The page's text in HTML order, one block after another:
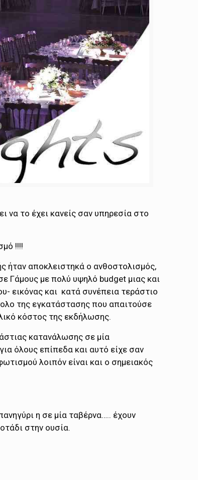
να το έχει κανείς σαν υπηρεσία στο
!!!!
ήταν αποκλειστηκά ο ανθοστολισμός,
Γάμους με πολύ υψηλό budget μιας και
εικόνας και κατά συνέπεια τεράστιο
της εγκατάστασης που απαιτούσε
κόστος της εκδήλωσης.
κατανάλωσης σε μία
όλους επίπεδα και αυτό είχε σαν
λοιπόν είναι και ο σημειακός
η σε μία ταβέρνα….. έχουν
στην ουσία.